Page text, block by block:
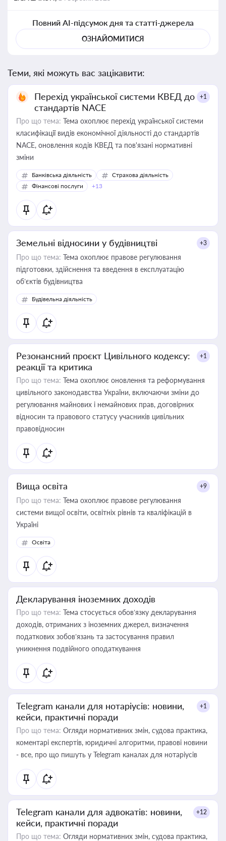
Повний AI-підсумок дня та статті-джерела
ОЗНАЙОМИТИСЯ
Теми, які можуть вас зацікавити:
Перехід української системи КВЕД до
стандартів NACE
+1
Про що тема: Тема охоплює перехід української системи
класифікації видів економічної діяльності до стандартів
NACE, оновлення кодів КВЕД та пов'язані нормативні
зміни
Банківська діяльність
Страхова діяльність
Фінансові послуги
+13
Земельні відносини у будівництві +3
Про що тема: Тема охоплює правове регулювання
підготовки, здійснення та введення в експлуатацію
об’єктів будівництва
Будівельна діяльність
Резонансний проєкт Цивільного кодексу:
реакції та критика
+1
Про що тема: Тема охоплює оновлення та реформування
цивільного законодавства України, включаючи зміни до
регулювання майнових і немайнових прав, договірних
відносин та правового статусу учасників цивільних
правовідносин
Вища освіта +9
Про що тема: Тема охоплює правове регулювання
системи вищої освіти, освітніх рівнів та кваліфікацій в
Україні
Освіта
Декларування іноземних доходів
Про що тема: Тема стосується обов’язку декларування
доходів, отриманих з іноземних джерел, визначення
податкових зобов’язань та застосування правил
уникнення подвійного оподаткування
Telegram канали для нотаріусів: новини,
кейси, практичні поради
+1
Про що тема: Огляди нормативних змін, судова практика,
коментарі експертів, юридичні алгоритми, правові новини
- все, про що пишуть у Telegram каналах для нотаріусів
Telegram канали для адвокатів: новини,
кейси, практичні поради
+12
Про що тема: Огляди нормативних змін, судова практика,